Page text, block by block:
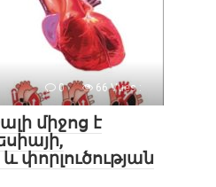
0 66 Vues :
միջոց է
փորլուծության